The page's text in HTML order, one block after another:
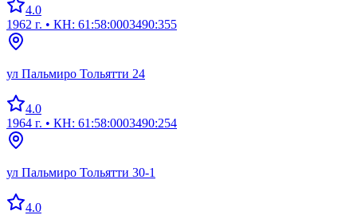
4.0
1962 г. • КН: 61:58:0003490:355
ул Пальмиро Тольятти 24
4.0
1964 г. • КН: 61:58:0003490:254
ул Пальмиро Тольятти 30-1
4.0